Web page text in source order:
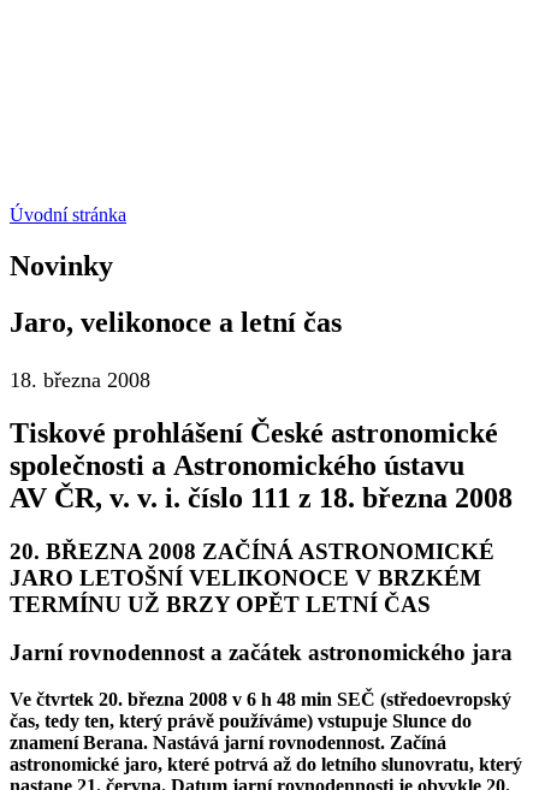
Úvodní stránka
Novinky
Jaro, velikonoce a letní čas
18. března 2008
Tiskové prohlášení České astronomické
společnosti a Astronomického ústavu
AV ČR, v. v. i. číslo 111 z 18. března 2008
20. BŘEZNA 2008 ZAČÍNÁ ASTRONOMICKÉ
JARO LETOŠNÍ VELIKONOCE V BRZKÉM
TERMÍNU UŽ BRZY OPĚT LETNÍ ČAS
Jarní rovnodennost a začátek astronomického jara
Ve čtvrtek 20. března 2008 v 6 h 48 min SEČ (středoevropský
čas, tedy ten, který právě používáme) vstupuje Slunce do
znamení Berana. Nastává jarní rovnodennost. Začíná
astronomické jaro, které potrvá až do letního slunovratu, který
nastane 21. června. Datum jarní rovnodennosti je obvykle 20.